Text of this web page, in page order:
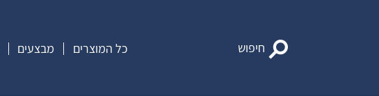
חיפוש כל המוצרים מבצעים